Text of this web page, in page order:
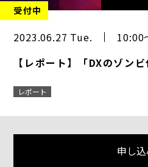
受付中
2023.06.27 Tue.
10:00
【レポート】「DXのゾン
レポート
申し